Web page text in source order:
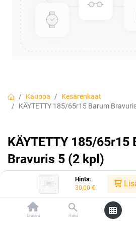
Hinta:
30,00 €
Etusivu Haku
Kauppa
Kesärenkaat
KÄYTETTY 185/65r15 Barum
KÄYTETTY 185/65r15
Bravuris 5 (2 kpl)
kk1856515bra5
Tällä tuotteella ei ole kelvollista